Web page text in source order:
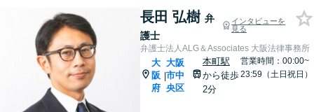
長田 弘樹 弁
護士
インタビューを
見る
弁護士法人ALG＆Associates 大阪法律事務所
大
阪
府
|
大阪
市中
央区
本町駅
から徒歩
2分
営業時間：00:00~
23:59（土日祝日）